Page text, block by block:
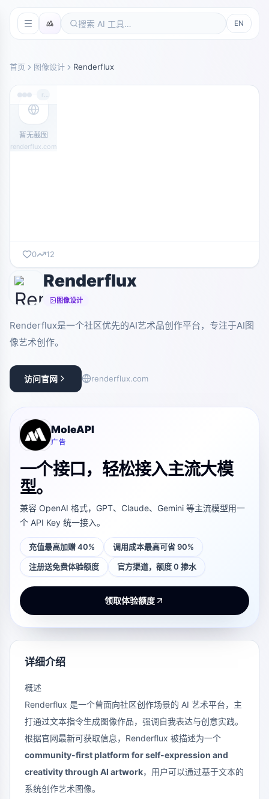
EN
首页 图像设计 Renderflux
暂无截图
renderflux.com
0 12
Renderflux
图像设计
Renderflux是一个社区优先的AI艺术品创作平台，专注于AI图
像艺术创作。
访问官网 renderflux.com
MoleAPI
广告
一个接口，轻松接入主流大模
型。
兼容 OpenAI 格式，GPT、Claude、Gemini 等主流模型用一
个 API Key 统一接入。
充值最高加赠 40% 调用成本最高可省 90%
注册送免费体验额度 官方渠道，额度 0 掺水
领取体验额度
详细介绍
概述
Renderflux 是一个曾面向社区创作场景的 AI 艺术平台，主
打通过文本指令生成图像作品，强调自我表达与创意实践。
根据官网最新可获取信息，Renderflux 被描述为一个
community-first platform for self-expression and
creativity through AI artwork，用户可以通过基于文本的
系统创作艺术图像。